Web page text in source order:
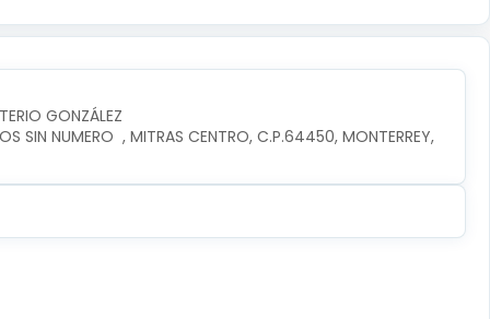
GONZÁLEZ
SIN NUMERO  , MITRAS CENTRO, C.P.64450, MONTERREY,